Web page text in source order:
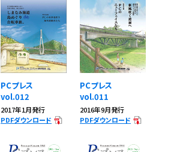
PCプレス
vol.012
2017年1月発行
PDFダウンロード
PCプレス
vol.011
2016年9月発行
PDFダウンロード